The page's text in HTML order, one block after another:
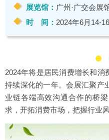
展览馆： 广州·广交会展
时 间： 2024年6月14-
2024年将是居民消费增长和消
持续深化的一年。会展汇聚产
业链各端高效沟通合作的桥
求，开拓消费市场，把握行业风